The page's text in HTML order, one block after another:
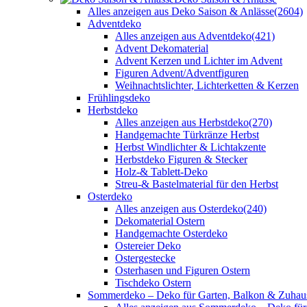
Alles anzeigen aus Deko Saison & Anlässe(2604)
Adventdeko
Alles anzeigen aus Adventdeko(421)
Advent Dekomaterial
Advent Kerzen und Lichter im Advent
Figuren Advent/Adventfiguren
Weihnachtslichter, Lichterketten & Kerzen
Frühlingsdeko
Herbstdeko
Alles anzeigen aus Herbstdeko(270)
Handgemachte Türkränze Herbst
Herbst Windlichter & Lichtakzente
Herbstdeko Figuren & Stecker
Holz-& Tablett-Deko
Streu-& Bastelmaterial für den Herbst
Osterdeko
Alles anzeigen aus Osterdeko(240)
Dekomaterial Ostern
Handgemachte Osterdeko
Ostereier Deko
Ostergestecke
Osterhasen und Figuren Ostern
Tischdeko Ostern
Sommerdeko – Deko für Garten, Balkon &